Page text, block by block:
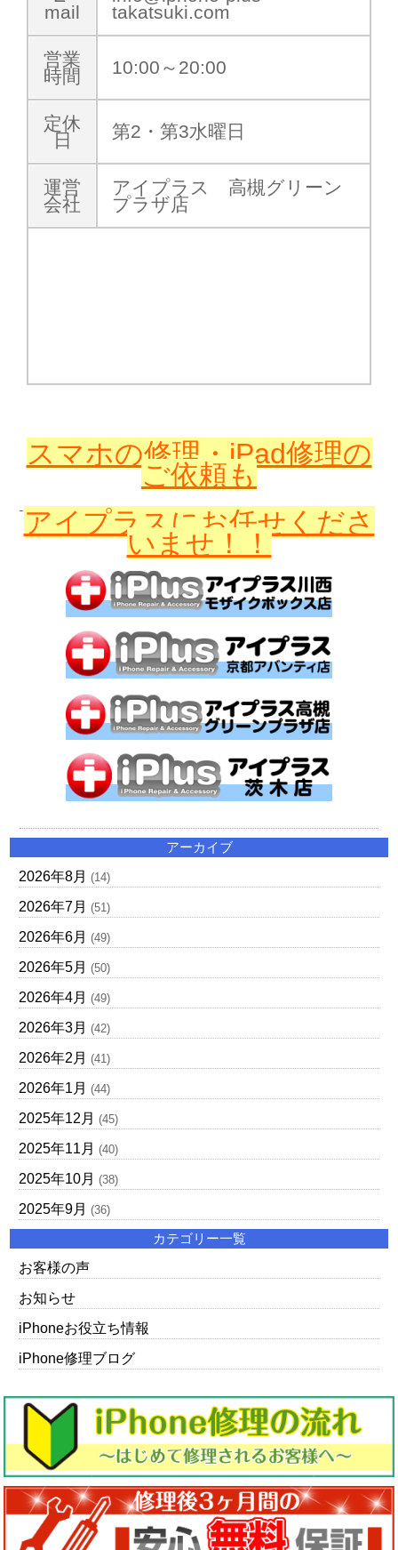
mail
takatsuki.com
営業
時間
10:00～20:00
定休
日
第2・第3水曜日
運営
会社
アイプラス 高槻グリーン
プラザ店
スマホの修理・iPad修理の
ご依頼も
アイプラスに お任せくださ
いませ！！
アーカイブ
2026年8月 (14)
2026年7月 (51)
2026年6月 (49)
2026年5月 (50)
2026年4月 (49)
2026年3月 (42)
2026年2月 (41)
2026年1月 (44)
2025年12月 (45)
2025年11月 (40)
2025年10月 (38)
2025年9月 (36)
カテゴリー一覧
お客様の声
お知らせ
iPhoneお役立ち情報
iPhone修理ブログ